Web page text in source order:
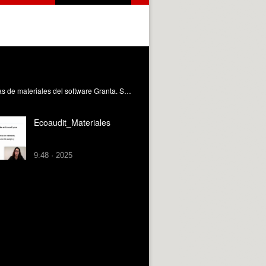
[ES]En este video se presenta cómo se debe trabajar la selección de materiales en Ecoaudit a partir del análisis de las fichas de materiales del software Granta. Se explica la estrutura de análisis, la estructura de selección y vinculación con procesos. Asimismo, se indica la importancia de vincular cada selección con el fin de vida de los materiales. Pacheco-Blanco, Bélgica (2025). Ecoaudit_Materiales. https://riunet.upv.es/handle/10251/221747 DER
Ecoaudit_Materiales
9:48 · 2025